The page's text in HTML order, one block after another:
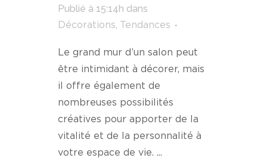
Publié à 15:14h dans
Décorations Tendances
Le grand mur d’un salon peut
être intimidant à décorer, mais
il offre également de
nombreuses possibilités
créatives pour apporter de la
vitalité et de la personnalité à
votre espace de vie. ...